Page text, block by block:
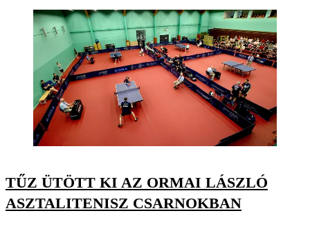
TŰZ ÜTÖTT KI AZ ORMAI LÁSZLÓ
ASZTALITENISZ CSARNOKBAN